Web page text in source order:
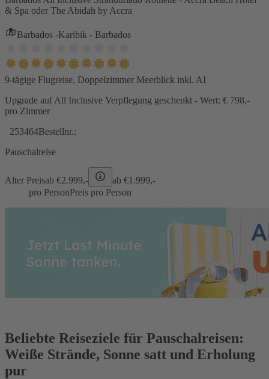
& Spa oder The Abidah by Accra
Barbados -Karibik - Barbados
9-tägige Flugreise, Doppelzimmer Meerblick inkl. AI
Upgrade auf All Inclusive Verpflegung geschenkt - Wert: € 798,-
pro Zimmer
253464Bestellnr.:
Pauschalreise
Alter Preisab €2.999,- ab €1.999,-
pro PersonPreis pro Person
Beliebte Reiseziele für Pauschalreisen:
Weiße Strände, Sonne satt und Erholung
pur